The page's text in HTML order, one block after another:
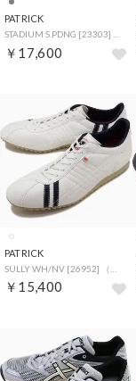
PATRICK
￥17,600
PATRICK
￥15,400